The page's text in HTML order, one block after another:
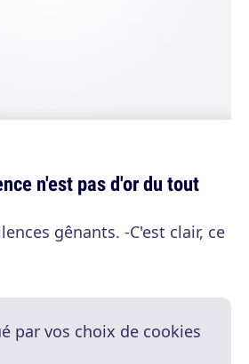
n'est pas d'or du tout
gênants. -C'est clair, ce
par vos choix de cookies